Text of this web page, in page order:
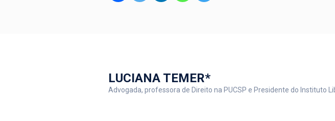
LUCIANA TEMER*
Advogada, professora de Direito na PUCSP e Presidente do Instituto